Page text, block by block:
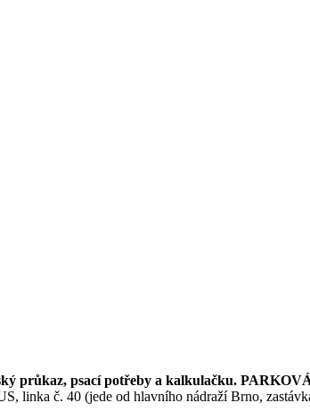
průkaz, psací potřeby a kalkulačku.
linka č. 40 (jede od hlavního nádraží Brno,